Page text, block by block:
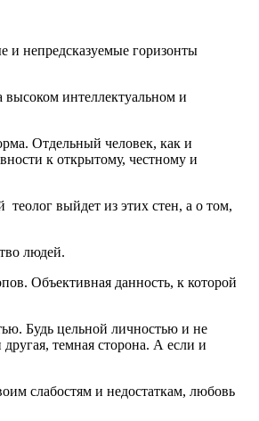
и непредсказуемые горизонты
высоком интеллектуальном и
Отдельный человек, как и
к открытому, честному и
выйдет из этих стен, а о том,
людей.
Объективная данность, к которой
Будь цельной личностью и не
темная сторона. А если и
слабостям и недостаткам, любовь